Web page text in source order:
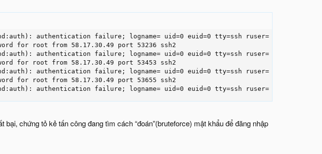
authentication failure; logname= uid=0 euid=0 tty=ssh ruser=
for root from 58.17.30.49 port 53236 ssh2
authentication failure; logname= uid=0 euid=0 tty=ssh ruser=
for root from 58.17.30.49 port 53453 ssh2
authentication failure; logname= uid=0 euid=0 tty=ssh ruser=
for root from 58.17.30.49 port 53655 ssh2
authentication failure; logname= uid=0 euid=0 tty=ssh ruser=
chứng tỏ kẻ tấn công đang tìm cách “đoán”(bruteforce) mật khẩu để đăng nhập